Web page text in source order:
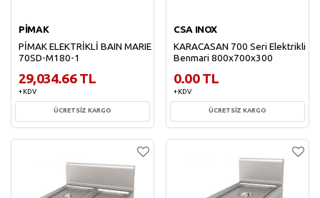
PİMAK
PİMAK ELEKTRİKLİ BAIN MARIE
70SD-M180-1
29,034.66 TL
+ KDV
ÜCRETSİZ KARGO
Sepete Ekle
CSA INOX
KARACASAN 700 Seri Elektrikli
Benmari 800x700x300
0.00 TL
+ KDV
ÜCRETSİZ KARGO
Sepete Ekle